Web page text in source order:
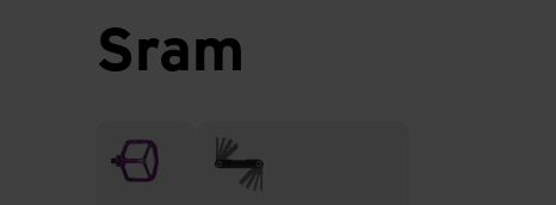
Sram
Veloteile Werkzeuge & Reinigung